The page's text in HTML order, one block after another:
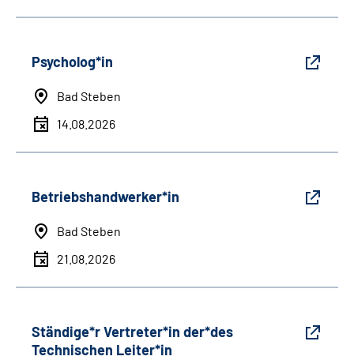
Psycholog*in
Bad Steben
14.08.2026
Betriebshandwerker*in
Bad Steben
21.08.2026
Ständige*r Vertreter*in der*des
Technischen Leiter*in